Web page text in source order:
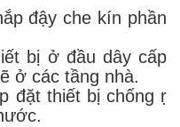
che kín phần
ở đầu dây cấp
ở các tầng nhà.
thiết bị chống ṛ